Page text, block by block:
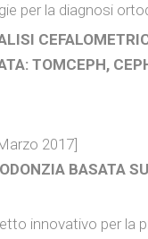
per la diagnosi
TOMCEPH,
2017]
BASATA
innovativo per la